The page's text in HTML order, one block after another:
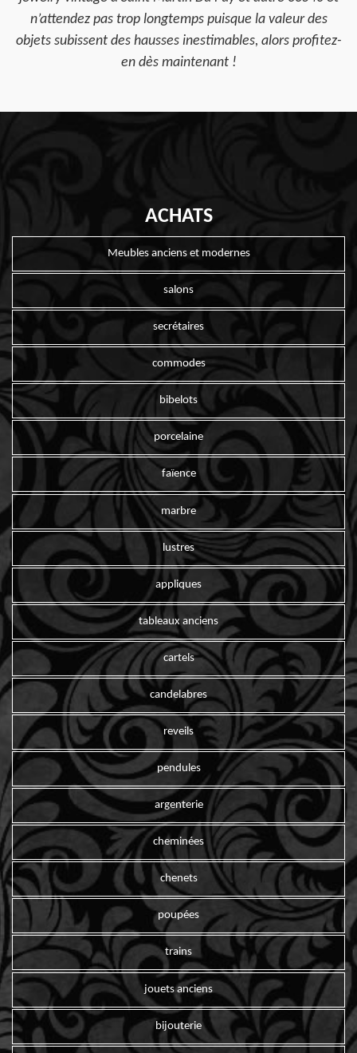
n’attendez pas trop longtemps puisque la valeur des
objets subissent des hausses inestimables, alors profitez-
en dès maintenant !
ACHATS
Meubles anciens et modernes
salons
secrétaires
commodes
bibelots
porcelaine
faïence
marbre
lustres
appliques
tableaux anciens
cartels
candelabres
reveils
pendules
argenterie
cheminées
chenets
poupées
trains
jouets anciens
bijouterie